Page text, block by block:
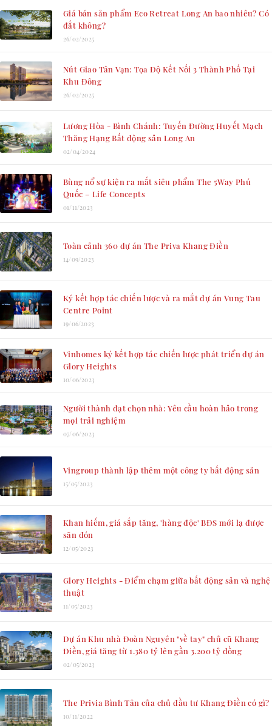
Giá bán sản phẩm Eco Retreat Long An bao nhiêu? Có
đắt không?
26/02/2025
Nút Giao Tân Vạn: Tọa Độ Kết Nối 3 Thành Phố Tại
Khu Đông
26/02/2025
Lương Hòa - Bình Chánh: Tuyến Đường Huyết Mạch
Thăng Hạng Bất động sản Long An
02/04/2024
Bùng nổ sự kiện ra mắt siêu phẩm The 5Way Phú
Quốc – Life Concepts
01/11/2023
Toàn cảnh 360 dự án The Priva Khang Điền
14/09/2023
Ký kết hợp tác chiến lược và ra mắt dự án Vung Tau
Centre Point
19/06/2023
Vinhomes ký kết hợp tác chiến lược phát triển dự án
Glory Heights
10/06/2023
Người thành đạt chọn nhà: Yêu cầu hoàn hảo trong
mọi trải nghiệm
07/06/2023
Vingroup thành lập thêm một công ty bất động sản
15/05/2023
Khan hiếm, giá sắp tăng, 'hàng độc' BĐS mới lạ được
săn đón
12/05/2023
Glory Heights - Điểm chạm giữa bất động sản và nghệ
thuật
11/05/2023
Dự án Khu nhà Đoàn Nguyên "về tay" chủ cũ Khang
Điền, giá tăng từ 1.380 tỷ lên gần 3.200 tỷ đồng
02/05/2023
The Privia Bình Tân của chủ đầu tư Khang Điền có gì?
10/11/2022